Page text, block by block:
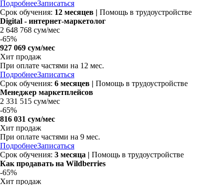
ПодробнееЗаписаться
Срок обучения: 12 месяцев | Помощь в трудоустройстве
Digital - интернет-маркетолог
2 648 768 сум/мес
-65%
927 069 сум/мес
Хит продаж
При оплате частями на 12 мес.
ПодробнееЗаписаться
Срок обучения: 6 месяцев | Помощь в трудоустройстве
Менеджер маркетплейсов
2 331 515 сум/мес
-65%
816 031 сум/мес
Хит продаж
При оплате частями на 9 мес.
ПодробнееЗаписаться
Срок обучения: 3 месяца | Помощь в трудоустройстве
Как продавать на Wildberries
-65%
Хит продаж